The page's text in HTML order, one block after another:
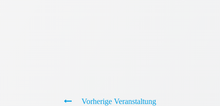
Vorherige Veranstaltung